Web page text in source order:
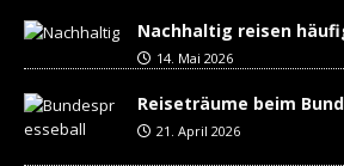
Nachhaltig reisen
14. Mai 2026
Reiseträume beim
21. April 2026